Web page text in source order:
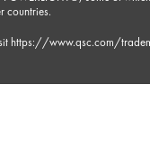
countries.
https://www.qsc.com/